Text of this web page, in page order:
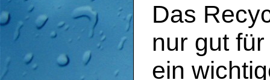
Das
nur gut
ein